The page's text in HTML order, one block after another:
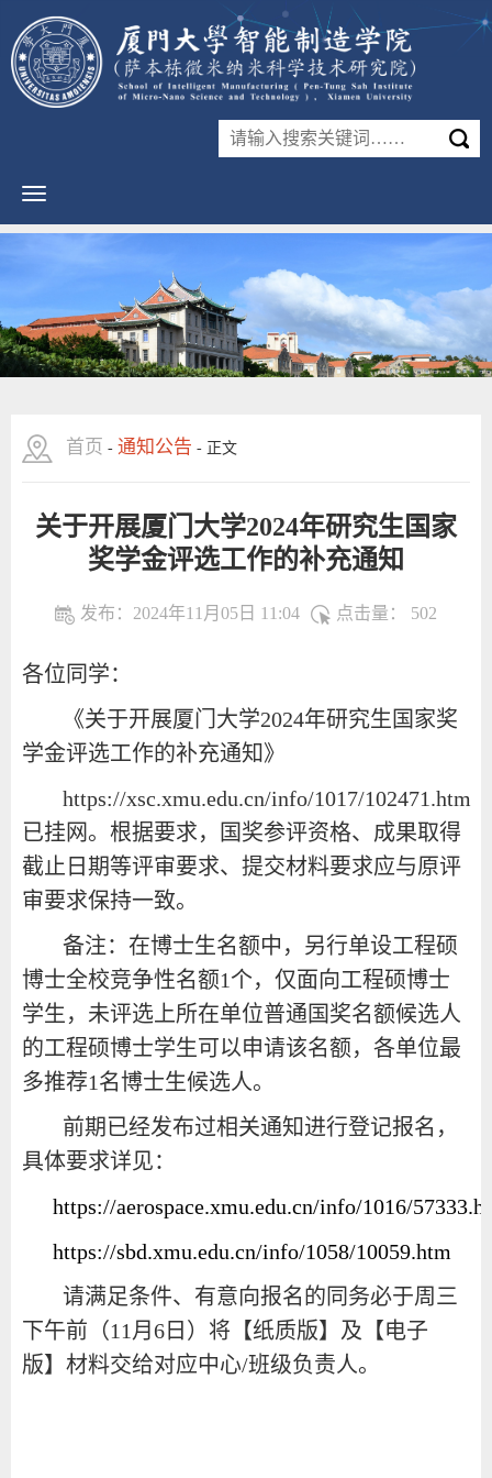
首页 - 通知公告 - 正文
关于开展厦门大学2024年研究生国家
奖学金评选工作的补充通知
发布：2024年11月05日 11:04 点击量： 502
各位同学：
《关于开展厦门大学2024年研究生国家奖
学金评选工作的补充通知》
https://xsc.xmu.edu.cn/info/1017/102471.htm
已挂网。根据要求，国奖参评资格、成果取得
截止日期等评审要求、提交材料要求应与原评
审要求保持一致。
备注：在博士生名额中，另行单设工程硕
博士全校竞争性名额1个，仅面向工程硕博士
学生，未评选上所在单位普通国奖名额候选人
的工程硕博士学生可以申请该名额，各单位最
多推荐1名博士生候选人。
前期已经发布过相关通知进行登记报名，
具体要求详见：
https://aerospace.xmu.edu.cn/info/1016/
https://sbd.xmu.edu.cn/info/1058/10059.htm
请满足条件、有意向报名的同务必于周三
下午前（11月6日）将【纸质版】及【电子
版】材料交给对应中心/班级负责人。